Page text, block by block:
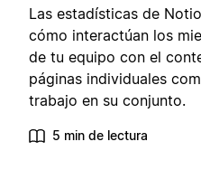
Las estadísticas de
cómo interactúan los
de tu equipo con el
páginas individuales
trabajo en su conjunto.
5 min de lectura